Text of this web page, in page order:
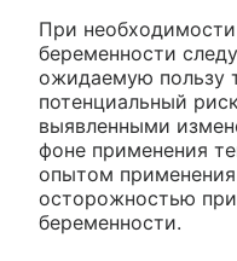
При
беременности
ожидаемую пользу
потенциальный
выявленными
фоне применения
опытом
осторожностью
беременности.